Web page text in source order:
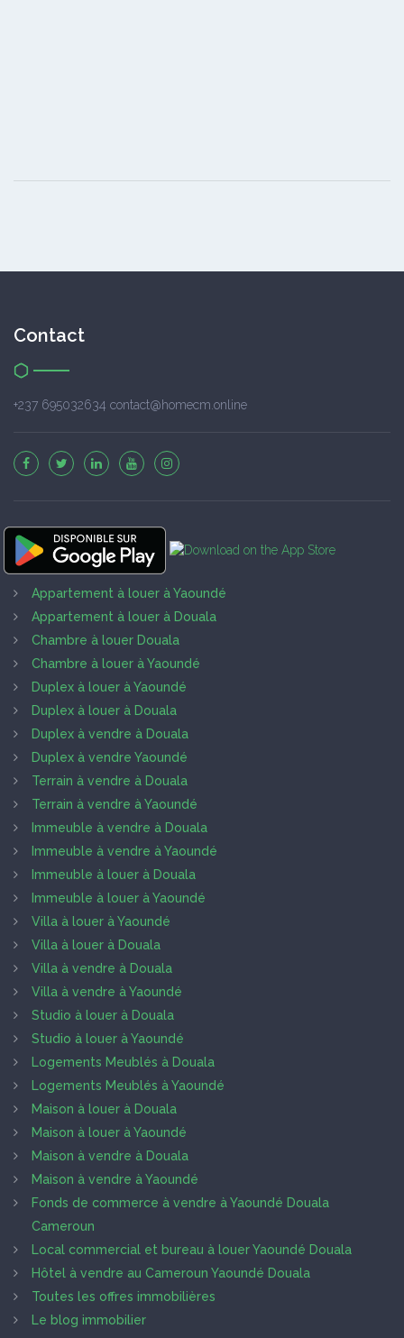
Contact
+237 695032634 contact@homecm.online
Appartement à louer à Yaoundé
Appartement à louer à Douala
Chambre à louer Douala
Chambre à louer à Yaoundé
Duplex à louer à Yaoundé
Duplex à louer à Douala
Duplex à vendre à Douala
Duplex à vendre Yaoundé
Terrain à vendre à Douala
Terrain à vendre à Yaoundé
Immeuble à vendre à Douala
Immeuble à vendre à Yaoundé
Immeuble à louer à Douala
Immeuble à louer à Yaoundé
Villa à louer à Yaoundé
Villa à louer à Douala
Villa à vendre à Douala
Villa à vendre à Yaoundé
Studio à louer à Douala
Studio à louer à Yaoundé
Logements Meublés à Douala
Logements Meublés à Yaoundé
Maison à louer à Douala
Maison à louer à Yaoundé
Maison à vendre à Douala
Maison à vendre à Yaoundé
Fonds de commerce à vendre à Yaoundé Douala
Cameroun
Local commercial et bureau à louer Yaoundé Douala
Hôtel à vendre au Cameroun Yaoundé Douala
Toutes les offres immobilières
Le blog immobilier